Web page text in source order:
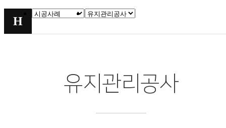
H
유지관리공사